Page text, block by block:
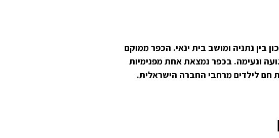
בין נתניה ומושב בית ינאי. הכפר ממוקם
ונעימה. בכפר נמצאת אחת מפנימיות